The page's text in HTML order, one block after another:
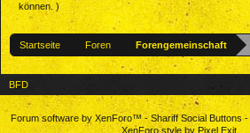
können. )
Startseite Foren Forengemeinschaft
BFD
Forum software by XenForo™-Shariff Social Buttons-
XenForo style by Pixel Exit